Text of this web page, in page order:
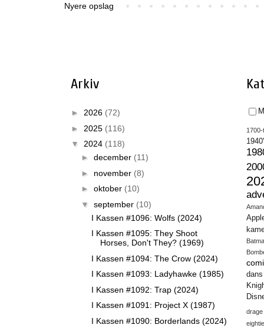
Nyere opslag
Arkiv
► 2026 (72)
► 2025 (116)
▼ 2024 (118)
► december (11)
► november (8)
► oktober (10)
▼ september (10)
I Kassen #1096: Wolfs (2024)
I Kassen #1095: They Shoot
Horses, Don't They? (1969)
I Kassen #1094: The Crow (2024)
I Kassen #1093: Ladyhawke (1985)
I Kassen #1092: Trap (2024)
I Kassen #1091: Project X (1987)
I Kassen #1090: Borderlands (2024)
1700-
dans
drage